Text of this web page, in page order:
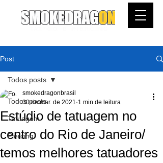
Post
Todos posts
Tatuagem
Piercing
Todos posts
Estúdio de tatuagem no
centro do Rio de Janeiro/
temos melhores tatuadores
smokedragonbrasil
30 de mar. de 2021 1 min de leitura